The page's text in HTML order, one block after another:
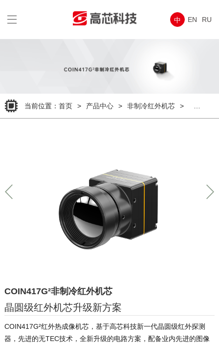
导
中 EN RU
当前位置： 首页 > 产品中心 > 非制冷红外机芯 >
COIN417G²非制冷红外机芯
晶圆级红外机芯升级新方案
COIN417G²红外热成像机芯，基于高芯科技新一代晶圆级红外探测
器，先进的无TEC技术，全新升级的电路方案，配备业内先进的图像